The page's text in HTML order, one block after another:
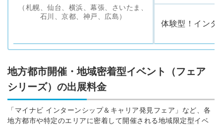
（札幌、仙台、横浜、幕張、さいたま、
石川、京都、神戸、広島）
体験型！インタ
地方都市開催・地域密着型イベント（フェア
シリーズ）の出展料金
「マイナビ インターンシップ＆キャリア発見フェア」など、各
地方都市や特定のエリアに密着して開催される地域限定型イベ